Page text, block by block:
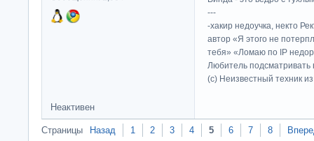
---
-хакир недоучка, некто
автор «Я этого не
тебя» «Ломаю по IP
Любитель подсматривать
(c) Неизвестный техник
Неактивен
Страницы Назад 1 2 3 4 5 6 7 8